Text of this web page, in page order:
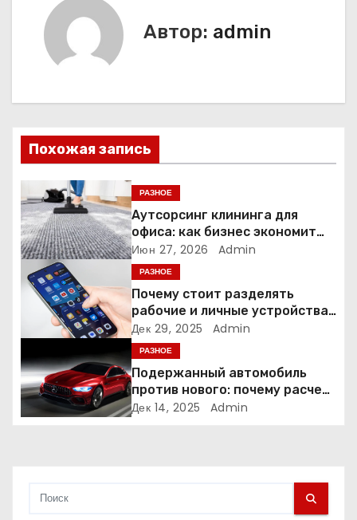
ц
и
я
п
о
з
п
и
с
Автор: admin
Похожая запись
РАЗНОЕ
Аутсорсинг клининга для
офиса: как бизнес экономит
время и деньги на уборке
Июн 27, 2026 Admin
РАЗНОЕ
Почему стоит разделять
рабочие и личные устройства
— и чем опасно всё смешивать
Дек 29, 2025 Admin
РАЗНОЕ
Подержанный автомобиль
против нового: почему расчет
часто подводит
Дек 14, 2025 Admin